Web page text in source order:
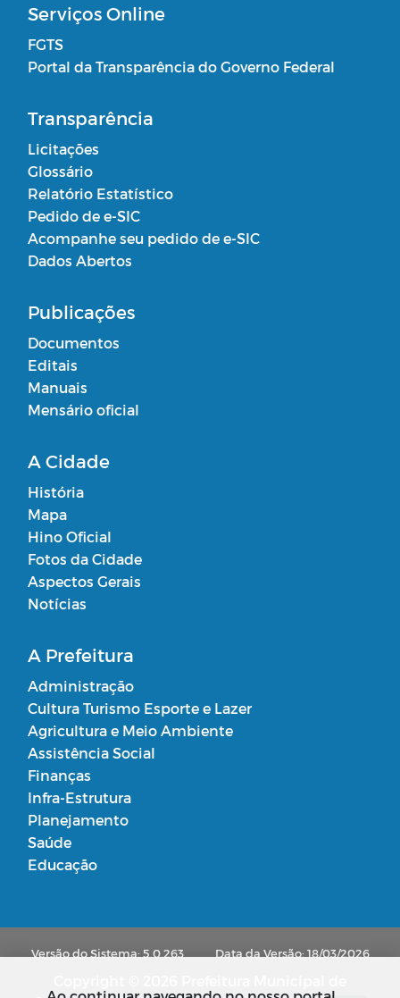
Serviços Online
FGTS
Portal da Transparência do Governo Federal
Transparência
Licitações
Glossário
Relatório Estatístico
Pedido de e-SIC
Acompanhe seu pedido de e-SIC
Dados Abertos
Publicações
Documentos
Editais
Manuais
Mensário oficial
A Cidade
História
Mapa
Hino Oficial
Fotos da Cidade
Aspectos Gerais
Notícias
A Prefeitura
Administração
Cultura Turismo Esporte e Lazer
Agricultura e Meio Ambiente
Assistência Social
Finanças
Infra-Estrutura
Planejamento
Saúde
Educação
Versão do Sistema: 5.0.263 Data da Versão: 18/03/2026